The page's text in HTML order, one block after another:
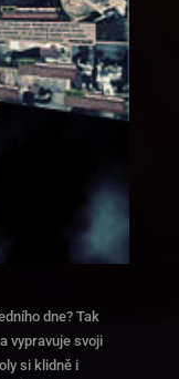
dne? Tak
vypravuje svoji
si klidně i